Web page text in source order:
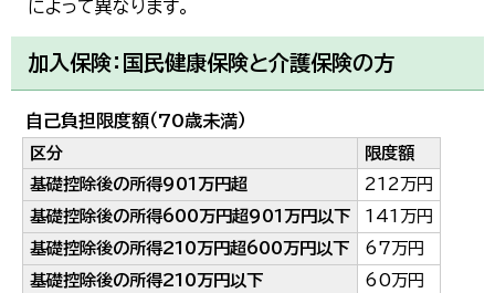
によって異なります。
加入保険：国民健康保険と介護保険の方
自己負担限度額（70歳未満）
区分
限度額
基礎控除後の所得901万円超
212万円
基礎控除後の所得600万円超901万円以下
141万円
基礎控除後の所得210万円超600万円以下
67万円
基礎控除後の所得210万円以下
60万円